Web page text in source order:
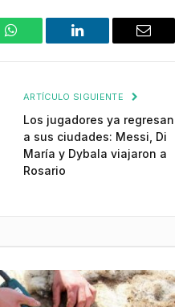
WhatsApp LinkedIn Email
ARTÍCULO SIGUIENTE
Los jugadores ya regresan
a sus ciudades: Messi, Di
María y Dybala viajaron a
Rosario